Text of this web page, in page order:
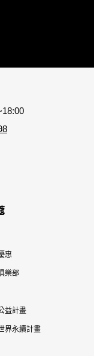
惠
樂部
益計畫
界永續計畫